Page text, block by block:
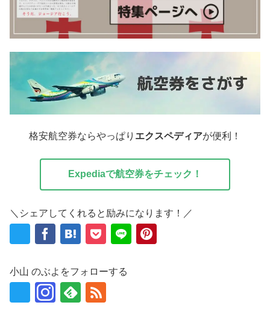
格安航空券ならやっぱり エクスペディアが便利！
Expediaで航空券をチェック！
＼シェアしてくれると励みになります！／
小山 のぶよをフォローする